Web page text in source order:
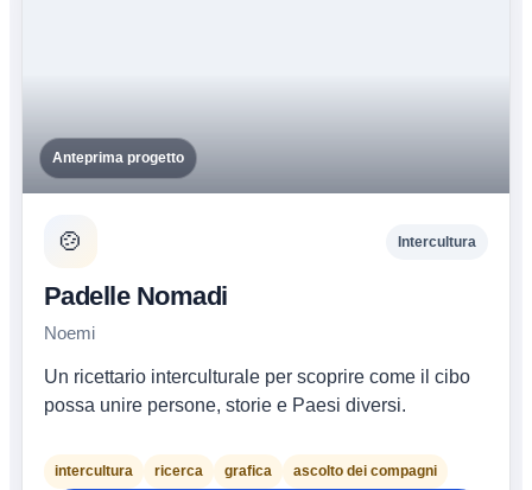
Anteprima progetto
🍲 Intercultura
Padelle Nomadi
Noemi
Un ricettario interculturale per scoprire come il cibo
possa unire persone, storie e Paesi diversi.
intercultura ricerca grafica ascolto dei compagni